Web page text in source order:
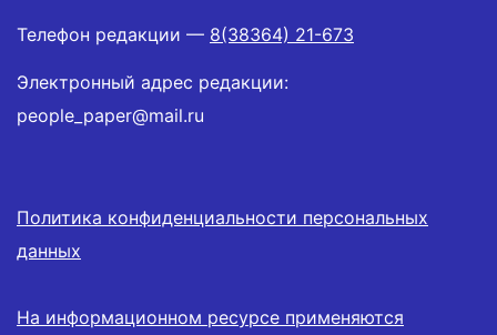
Телефон редакции — 8(38364) 21-673
Электронный адрес редакции:
people_paper@mail.ru
Политика конфиденциальности персональных
данных
На информационном ресурсе применяются